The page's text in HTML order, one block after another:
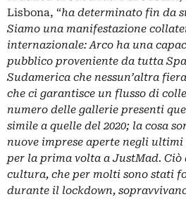
Lisbona, “ha determinato fin da
Siamo una manifestazione
internazionale: Arco ha una
pubblico proveniente da tutta
Sudamerica che nessun’altra
che ci garantisce un flusso di
numero delle gallerie presenti
simile a quelle del 2020; la cosa
nuove imprese aperte negli
per la prima volta a JustMad. Ciò
cultura, che per molti sono stati
durante il lockdown,